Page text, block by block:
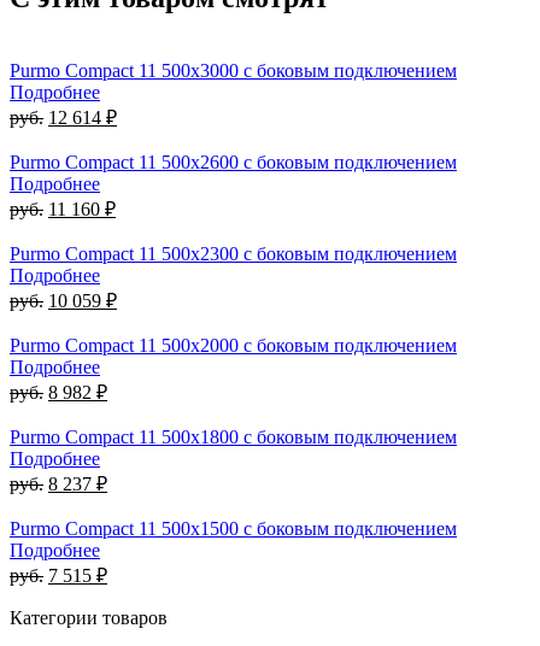
Purmo Compact 11 500х3000 с боковым подключением
Подробнее
руб. 12 614 ₽
Purmo Compact 11 500х2600 с боковым подключением
Подробнее
руб. 11 160 ₽
Purmo Compact 11 500х2300 с боковым подключением
Подробнее
руб. 10 059 ₽
Purmo Compact 11 500х2000 с боковым подключением
Подробнее
руб. 8 982 ₽
Purmo Compact 11 500х1800 с боковым подключением
Подробнее
руб. 8 237 ₽
Purmo Compact 11 500х1500 с боковым подключением
Подробнее
руб. 7 515 ₽
Категории товаров